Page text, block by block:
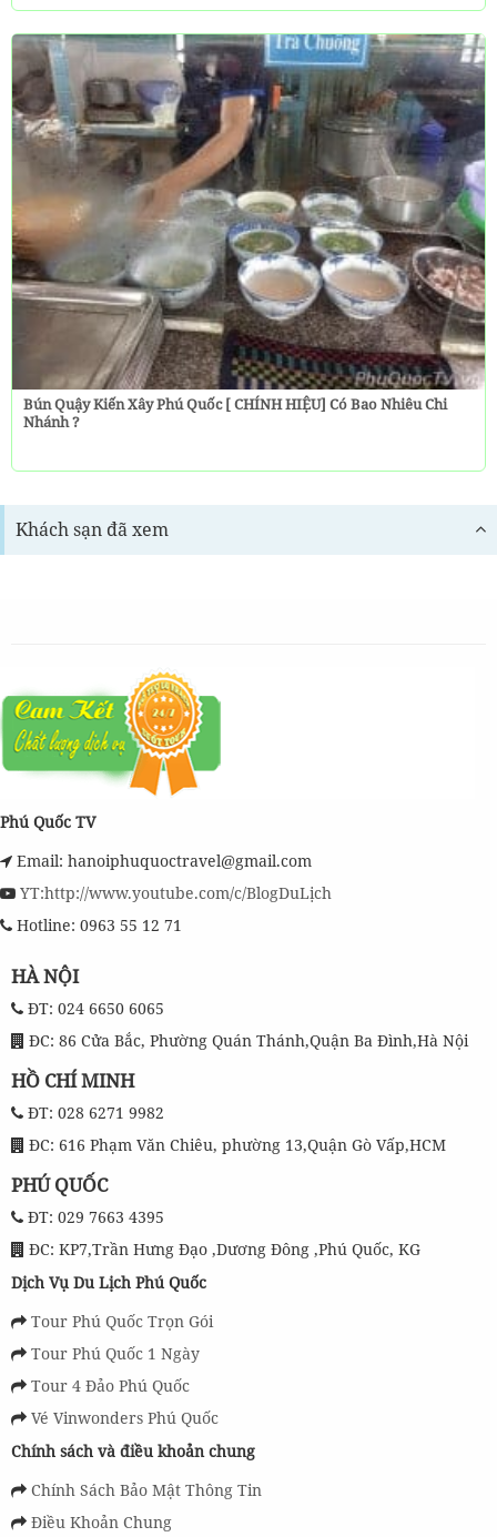
Bún Quậy Kiến Xây Phú Quốc [ CHÍNH HIỆU] Có Bao Nhiêu Chi
Nhánh ?
Khách sạn đã xem
Phú Quốc TV
Email: hanoiphuquoctravel@gmail.com
YT:http://www.youtube.com/c/BlogDuLịch
Hotline: 0963 55 12 71
HÀ NỘI
ĐT: 024 6650 6065
ĐC: 86 Cửa Bắc, Phường Quán Thánh,Quận Ba Đình,Hà Nội
HỒ CHÍ MINH
ĐT: 028 6271 9982
ĐC: 616 Phạm Văn Chiêu, phường 13,Quận Gò Vấp,HCM
PHÚ QUỐC
ĐT: 029 7663 4395
ĐC: KP7,Trần Hưng Đạo ,Dương Đông ,Phú Quốc, KG
Dịch Vụ Du Lịch Phú Quốc
Tour Phú Quốc Trọn Gói
Tour Phú Quốc 1 Ngày
Tour 4 Đảo Phú Quốc
Vé Vinwonders Phú Quốc
Chính sách và điều khoản chung
Chính Sách Bảo Mật Thông Tin
Điều Khoản Chung